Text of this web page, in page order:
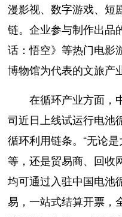
漫影视、数字游戏、短
链。企业参与制作出品
话：悟空》等热门电影
博物馆为代表的文旅产
在循环产业方面，
司近日上线试运行电池
循环利用链条。“无论
等，还是贸易商、回收
均可通过入驻中国电池
易，一站式结算开票，